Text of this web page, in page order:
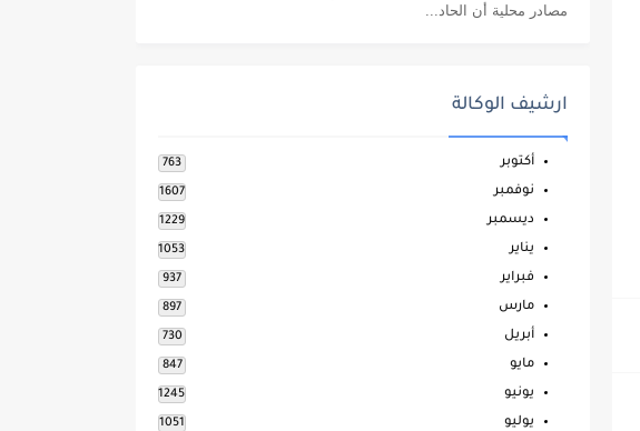
مصادر محلية أن الحاد...
ارشيف الوكالة
أكتوبر 763
نوفمبر 1607
ديسمبر 1229
يناير 1053
فبراير 937
مارس 897
أبريل 730
مايو 847
يونيو 1245
يوليو 1051